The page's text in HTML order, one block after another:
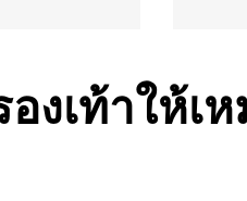
งเท้าให้เ